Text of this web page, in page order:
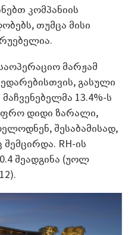
კომპანიის
თუმცა მისი
მარჟამ
გასული
13.4%-ს
უფრო დიდი ზარალი,
შესაბამისად,
შემცირდა. RH-ის
შეადგინა (უოლ